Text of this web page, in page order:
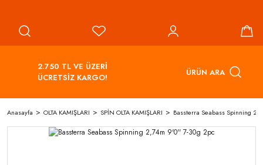
2.750 TL VE ÜZERİ
ÜCRETSİZ KARGO!
ÜRÜN ARA
Anasayfa OLTA KAMIŞLARI SPİN OLTA KAMIŞLARI Bassterra Seabass Spinning